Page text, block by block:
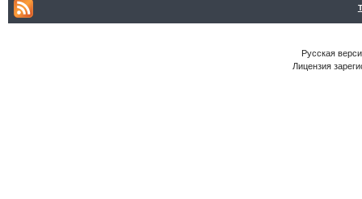
Русская
Лицензия